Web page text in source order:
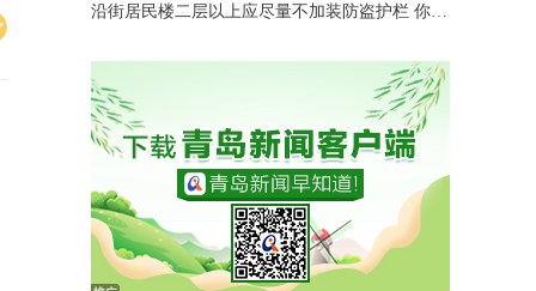
沿街居民楼二层以上应尽量不加装防盗护栏 你赞同吗？